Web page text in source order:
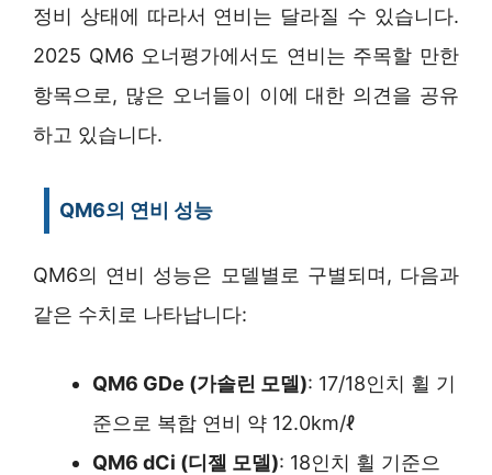
정비 상태에 따라서 연비는 달라질 수 있습니다.
2025 QM6 오너평가에서도 연비는 주목할 만한
항목으로, 많은 오너들이 이에 대한 의견을 공유
하고 있습니다.
QM6의 연비 성능
QM6의 연비 성능은 모델별로 구별되며, 다음과
같은 수치로 나타납니다:
QM6 GDe (가솔린 모델): 17/18인치 휠 기
준으로 복합 연비 약 12.0km/ℓ
QM6 dCi (디젤 모델): 18인치 휠 기준으